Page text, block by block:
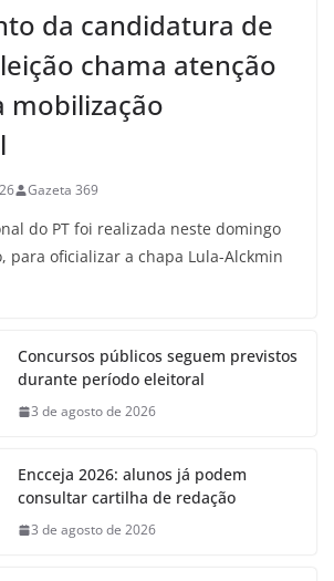
da candidatura de
chama atenção
mobilização
Gazeta 369
do PT foi realizada neste domingo
para oficializar a chapa Lula-Alckmin
Concursos públicos seguem previstos
durante período eleitoral
3 de agosto de 2026
Encceja 2026: alunos já podem
consultar cartilha de redação
3 de agosto de 2026